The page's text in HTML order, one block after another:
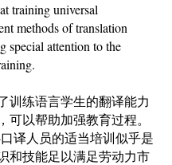
training universal
methods of translation
special attention to the
训练语言学生的翻译能力
以帮助加强教育过程。
译人员的适当培训似乎是
和技能足以满足劳动力市